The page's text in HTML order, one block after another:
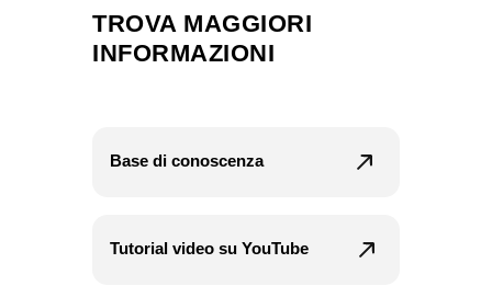
Base di conoscenza
TROVA MAGGIORI
INFORMAZIONI
Tutorial video su YouTube